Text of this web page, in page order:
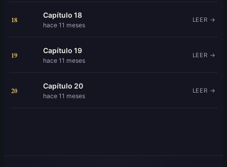
18
Capítulo 18
hace 11 meses
LEER →
19
Capítulo 19
hace 11 meses
LEER →
20
Capítulo 20
hace 11 meses
LEER →